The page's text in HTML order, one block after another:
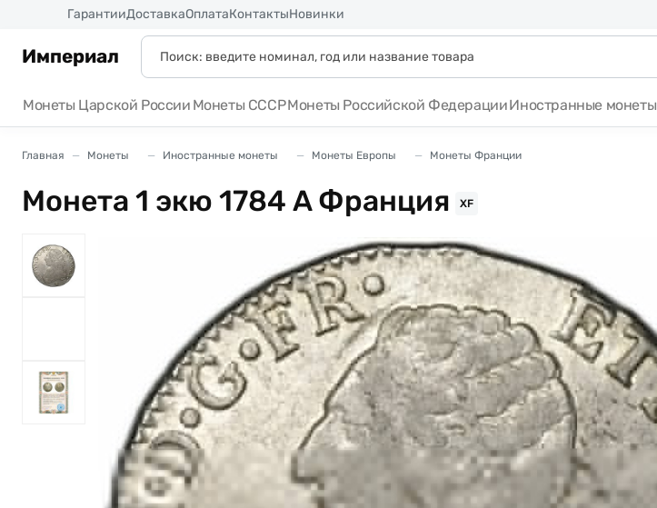
ГарантииДоставкаОплатаКонтактыНовинки
Империал
Монеты Царской России Монеты СССРМонеты Российской ФедерацииИностранные монеты
Главная Монеты Иностранные монеты Монеты Европы Монеты Франции
Монета 1 экю 1784 A Франция XF